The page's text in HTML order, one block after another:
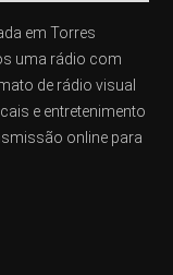
em Torres
uma rádio com
de rádio visual
e entretenimento
online para